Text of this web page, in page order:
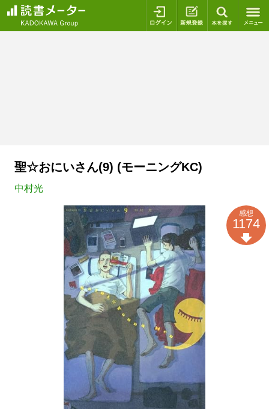
ログイン 新規登録
聖☆おにいさん(9) (モーニングKC)
中村光
感想
1174